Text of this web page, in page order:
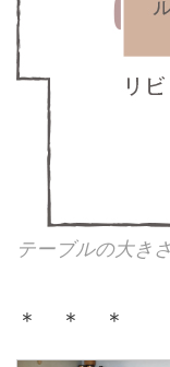
テーブルの大き
＊ ＊ ＊